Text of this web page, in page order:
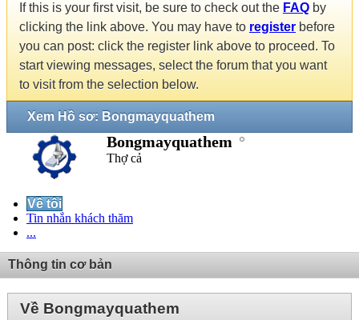
If this is your first visit, be sure to check out the FAQ by
clicking the link above. You may have to register before
you can post: click the register link above to proceed. To
start viewing messages, select the forum that you want
to visit from the selection below.
Xem Hồ sơ: Bongmayquathem
Bongmayquathem
Thợ cả
Về tôi
Tin nhắn khách thăm
...
Thông tin cơ bản
Về Bongmayquathem